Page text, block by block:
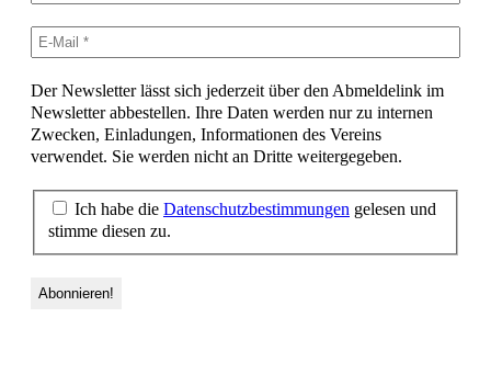
Der Newsletter lässt sich jederzeit über den Abmeldelink im
Newsletter abbestellen. Ihre Daten werden nur zu internen
Zwecken, Einladungen, Informationen des Vereins
verwendet. Sie werden nicht an Dritte weitergegeben.
Ich habe die Datenschutzbestimmungen gelesen und
stimme diesen zu.